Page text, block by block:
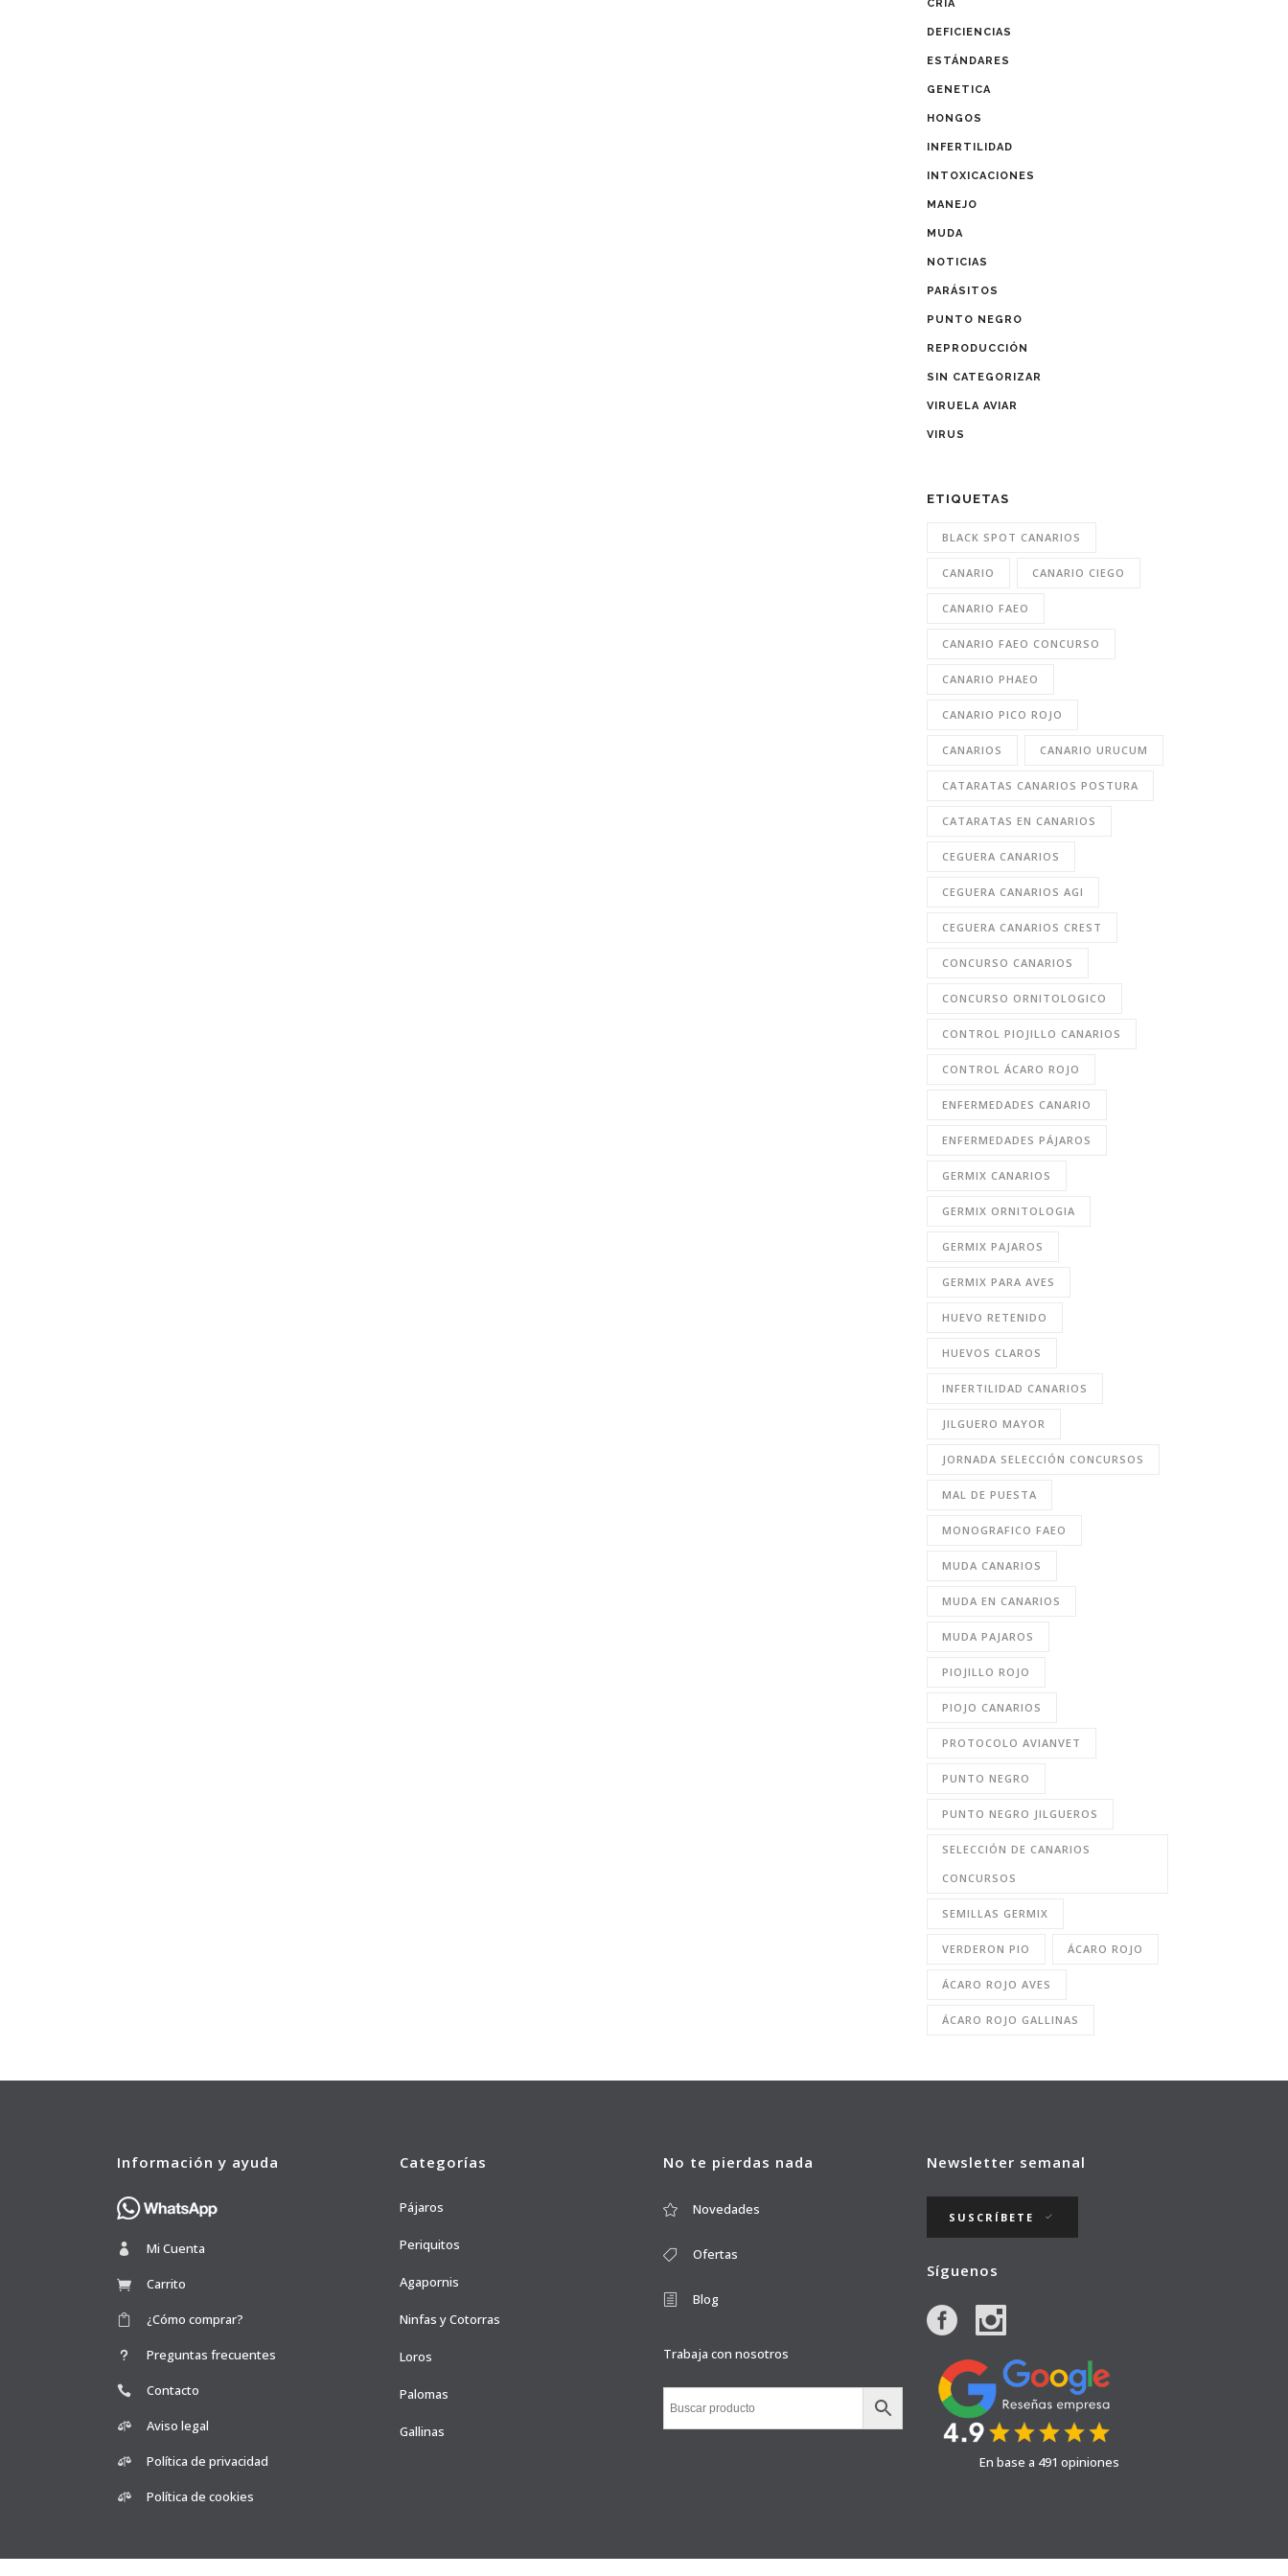
CRIA
DEFICIENCIAS
ESTÁNDARES
GENETICA
HONGOS
INFERTILIDAD
INTOXICACIONES
MANEJO
MUDA
NOTICIAS
PARÁSITOS
PUNTO NEGRO
REPRODUCCIÓN
SIN CATEGORIZAR
VIRUELA AVIAR
VIRUS
ETIQUETAS
BLACK SPOT CANARIOS
CANARIO CANARIO CIEGO
CANARIO FAEO
CANARIO FAEO CONCURSO
CANARIO PHAEO
CANARIO PICO ROJO
CANARIOS CANARIO URUCUM
CATARATAS CANARIOS POSTURA
CATARATAS EN CANARIOS
CEGUERA CANARIOS
CEGUERA CANARIOS AGI
CEGUERA CANARIOS CREST
CONCURSO CANARIOS
CONCURSO ORNITOLOGICO
CONTROL PIOJILLO CANARIOS
CONTROL ÁCARO ROJO
ENFERMEDADES CANARIO
ENFERMEDADES PÁJAROS
GERMIX CANARIOS
GERMIX ORNITOLOGIA
GERMIX PAJAROS
GERMIX PARA AVES
HUEVO RETENIDO
HUEVOS CLAROS
INFERTILIDAD CANARIOS
JILGUERO MAYOR
JORNADA SELECCIÓN CONCURSOS
MAL DE PUESTA
MONOGRAFICO FAEO
MUDA CANARIOS
MUDA EN CANARIOS
MUDA PAJAROS
PIOJILLO ROJO
PIOJO CANARIOS
PROTOCOLO AVIANVET
PUNTO NEGRO
PUNTO NEGRO JILGUEROS
SELECCIÓN DE CANARIOS
CONCURSOS
SEMILLAS GERMIX
VERDERON PIO ÁCARO ROJO
ÁCARO ROJO AVES
ÁCARO ROJO GALLINAS
Información y ayuda
Mi Cuenta
Carrito
¿Cómo comprar?
Preguntas frecuentes
Contacto
Aviso legal
Política de privacidad
Política de cookies
Categorías
Pájaros
Periquitos
Agapornis
Ninfas y Cotorras
Loros
Palomas
Gallinas
No te pierdas nada
Novedades
Ofertas
Blog
Trabaja con nosotros
Newsletter semanal
SUSCRÍBETE
Síguenos
En base a 491 opiniones